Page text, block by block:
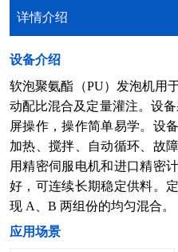
详情介绍
​设备介绍
软泡聚氨酯（PU）发泡机用
动配比混合及定量灌注。设
屏操作，操作简单易学。设
加热、搅拌、自动循环、故
用精密伺服电机和进口精密
好，可连续长期稳定供料。
现 A、B 两组份的均匀混合。
​应用场景